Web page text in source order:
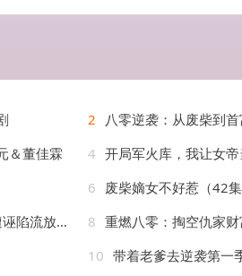
2
八零逆袭：从废柴到
＆董佳霖 4 开局军火库，我让女帝当贤妻＆开
6
废柴嫡女不好惹（42
44集）AI短剧 8 重燃八零：掏空仇家财富后逆袭&重
10 带着老爹去逆袭第一